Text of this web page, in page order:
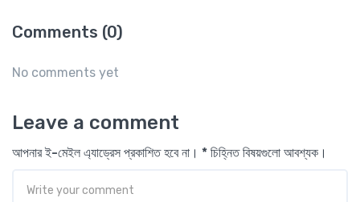
Comments (0)
No comments yet
Leave a comment
আপনার ই-মেইল এ্যাড্রেস প্রকাশিত হবে না। * চিহ্নিত বিষয়গুলো আবশ্যক।